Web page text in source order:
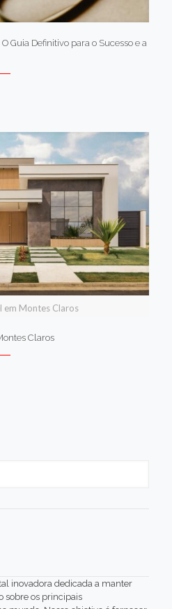
Guia Definitivo para o Sucesso e a
em Montes Claros
Claros
inovadora dedicada a manter
sobre os principais